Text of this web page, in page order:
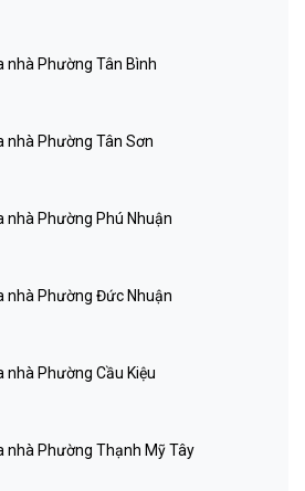
nhà Phường Tân Bình
nhà Phường Tân Sơn
nhà Phường Phú Nhuận
nhà Phường Đức Nhuận
nhà Phường Cầu Kiệu
nhà Phường Thạnh Mỹ Tây